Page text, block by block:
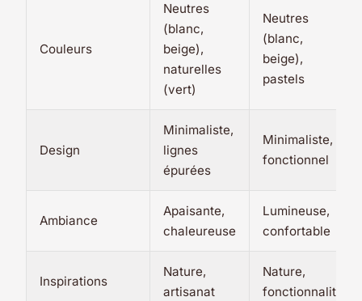
Couleurs
Neutres
(blanc,
beige),
naturelles
(vert)
Neutres
(blanc,
beige),
pastels
Design
Minimaliste,
lignes
épurées
Minimaliste,
fonctionnel
Ambiance
Apaisante,
chaleureuse
Lumineuse,
confortable
Inspirations
Nature,
artisanat
Nature,
fonctionnalité